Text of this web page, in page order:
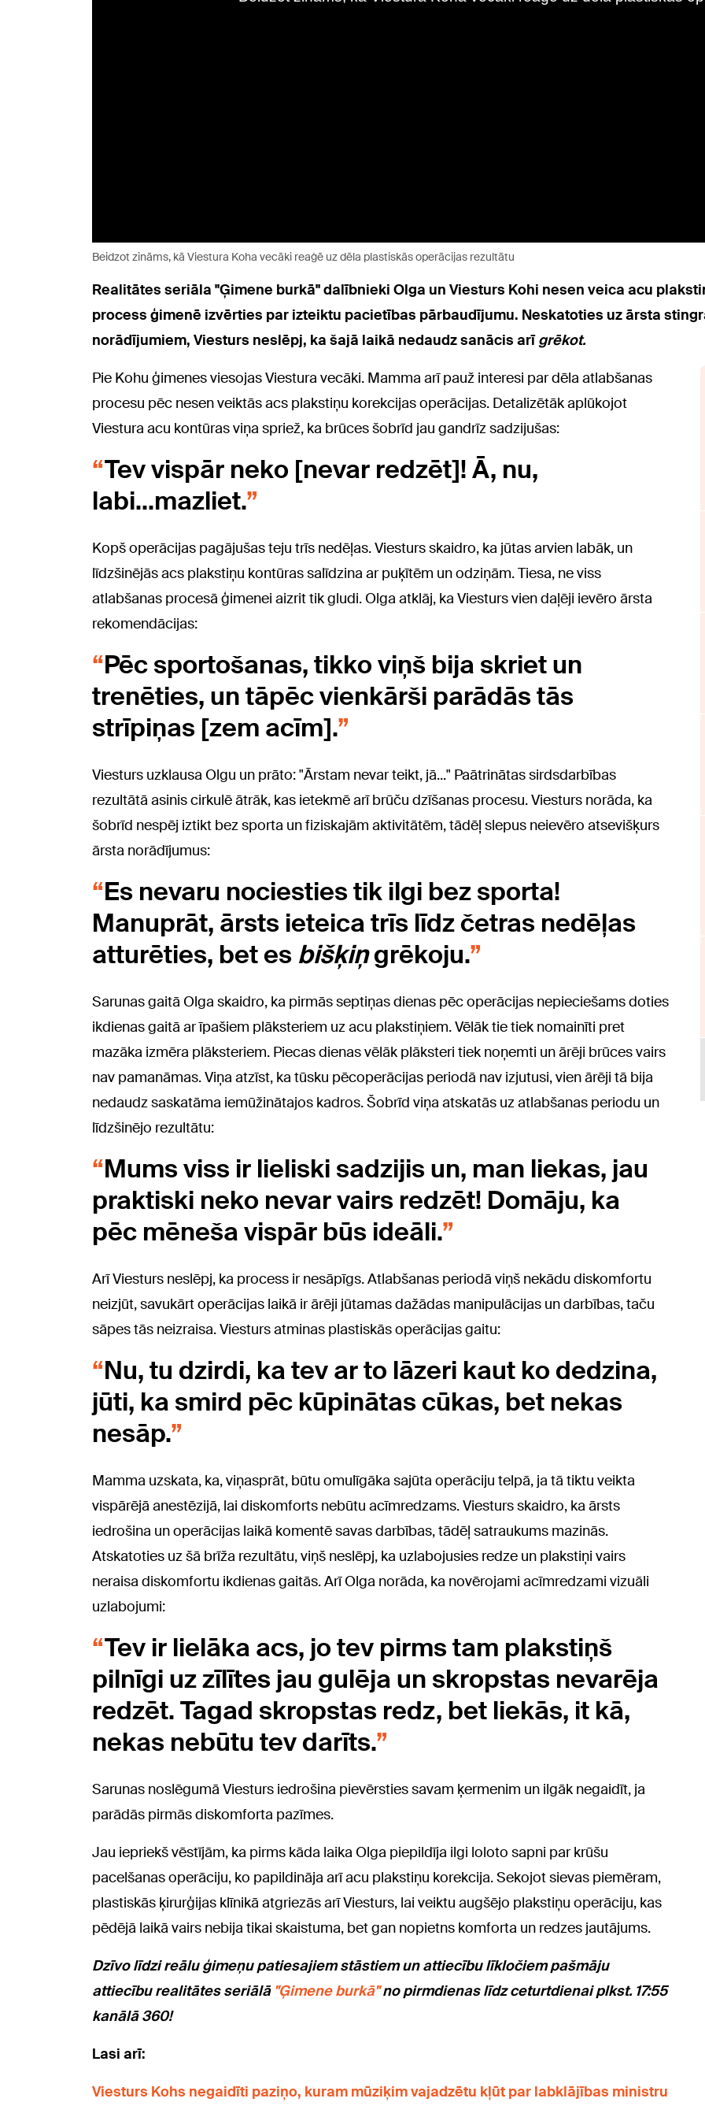
Beidzot zināms, kā Viestura Koha vecāki reaģē uz dēla plastiskās operācijas rezultātu
Realitātes seriāla "Ģimene burkā" dalībnieki Olga un Viesturs Kohi nesen veica acu
process ģimenē izvērties par izteiktu pacietības pārbaudījumu. Neskatoties uz ārsta
norādījumiem, Viesturs neslēpj, ka šajā laikā nedaudz sanācis arīgrēkot.
Pie Kohu ģimenes viesojas Viestura vecāki. Mamma arī pauž interesi par dēla atlabšanas
procesu pēc nesen veiktās acs plakstiņu korekcijas operācijas. Detalizētāk aplūkojot
Viestura acu kontūras viņa spriež, ka brūces šobrīd jau gandrīz sadzijušas:
Tev vispār neko [nevar redzēt]! Ā, nu,
labi...mazliet.
Kopš operācijas pagājušas teju trīs nedēļas. Viesturs skaidro, ka jūtas arvien labāk, un
līdzšinējās acs plakstiņu kontūras salīdzina ar puķītēm un odziņām. Tiesa, ne viss
atlabšanas procesā ģimenei aizrit tik gludi. Olga atklāj, ka Viesturs vien daļēji ievēro ārsta
rekomendācijas:
Pēc sportošanas, tikko viņš bija skriet un
trenēties, un tāpēc vienkārši parādās tās
strīpiņas [zem acīm].
Viesturs uzklausa Olgu un prāto: "Ārstam nevar teikt, jā..." Paātrinātas sirdsdarbības
rezultātā asinis cirkulē ātrāk, kas ietekmē arī brūču dzīšanas procesu. Viesturs norāda, ka
šobrīd nespēj iztikt bez sporta un fiziskajām aktivitātēm, tādēļ slepus neievēro atsevišķurs
ārsta norādījumus:
Es nevaru nociesties tik ilgi bez sporta!
Manuprāt, ārsts ieteica trīs līdz četras nedēļas
atturēties, bet es bišķiņgrēkoju.
Sarunas gaitā Olga skaidro, ka pirmās septiņas dienas pēc operācijas nepieciešams doties
ikdienas gaitā ar īpašiem plāksteriem uz acu plakstiņiem. Vēlāk tie tiek nomainīti pret
mazāka izmēra plāksteriem. Piecas dienas vēlāk plāksteri tiek noņemti un ārēji brūces vairs
nav pamanāmas. Viņa atzīst, ka tūsku pēcoperācijas periodā nav izjutusi, vien ārēji tā bija
nedaudz saskatāma iemūžinātajos kadros. Šobrīd viņa atskatās uz atlabšanas periodu un
līdzšinējo rezultātu:
Mums viss ir lieliski sadzijis un, man liekas, jau
praktiski neko nevar vairs redzēt! Domāju, ka
pēc mēneša vispār būs ideāli.
Arī Viesturs neslēpj, ka process ir nesāpīgs. Atlabšanas periodā viņš nekādu diskomfortu
neizjūt, savukārt operācijas laikā ir ārēji jūtamas dažādas manipulācijas un darbības, taču
sāpes tās neizraisa. Viesturs atminas plastiskās operācijas gaitu:
Nu, tu dzirdi, ka tev ar to lāzeri kaut ko dedzina,
jūti, ka smird pēc kūpinātas cūkas, bet nekas
nesāp.
Mamma uzskata, ka, viņasprāt, būtu omulīgāka sajūta operāciju telpā, ja tā tiktu veikta
vispārējā anestēzijā, lai diskomforts nebūtu acīmredzams. Viesturs skaidro, ka ārsts
iedrošina un operācijas laikā komentē savas darbības, tādēļ satraukums mazinās.
Atskatoties uz šā brīža rezultātu, viņš neslēpj, ka uzlabojusies redze un plakstiņi vairs
neraisa diskomfortu ikdienas gaitās. Arī Olga norāda, ka novērojami acīmredzami vizuāli
uzlabojumi:
Tev ir lielāka acs, jo tev pirms tam plakstiņš
pilnīgi uz zīlītes jau gulēja un skropstas nevarēja
redzēt. Tagad skropstas redz, bet liekās, it kā,
nekas nebūtu tev darīts.
Sarunas noslēgumā Viesturs iedrošina pievērsties savam ķermenim un ilgāk negaidīt, ja
parādās pirmās diskomforta pazīmes.
Jau iepriekš vēstījām, ka pirms kāda laika Olga piepildīja ilgi loloto sapni par krūšu
pacelšanas operāciju, ko papildināja arī acu plakstiņu korekcija. Sekojot sievas piemēram,
plastiskās ķirurģijas klīnikā atgriezās arī Viesturs, lai veiktu augšējo plakstiņu operāciju, kas
pēdējā laikā vairs nebija tikai skaistuma, bet gan nopietns komforta un redzes jautājums.
Dzīvo līdzi reālu ģimeņu patiesajiem stāstiem un attiecību līkločiem pašmāju
attiecību realitātes seriālā "Ģimene burkā"no pirmdienas līdz ceturtdienai plkst. 17:55
kanālā 360!
Lasi arī:
Viesturs Kohs negaidīti paziņo, kuram mūziķim vajadzētu kļūt par labklājības ministru